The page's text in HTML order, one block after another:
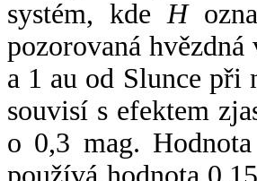
systém, kde H
pozorovaná
a 1 au od Slunce
souvisí s efektem
o 0,3 mag. Hodnota